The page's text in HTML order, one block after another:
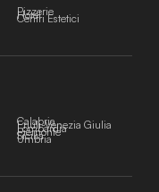
Pizzerie
Hotel
Centri Estetici
Calabria
Friuli-Venezia Giulia
Lombardia
Piemonte
Sicilia
Umbria